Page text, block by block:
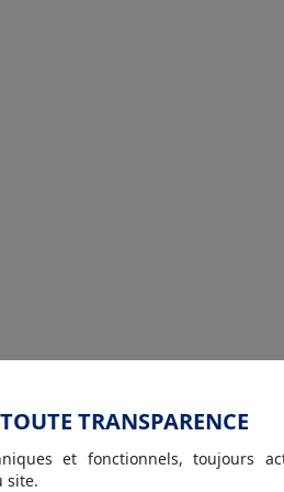
TRANSPARENCE
et fonctionnels, toujours
site.